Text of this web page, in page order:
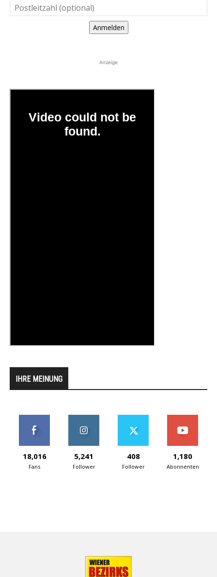
Anmelden
Anzeige
IHRE MEINUNG
18,016
Fans
5,241
Follower
408
Follower
1,180
Abonnenten